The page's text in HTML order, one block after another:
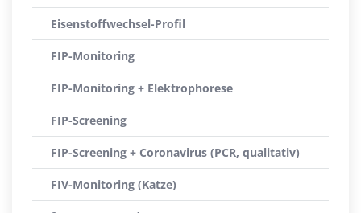
Eisenstoffwechsel-Profil
FIP-Monitoring
FIP-Monitoring + Elektrophorese
FIP-Screening
FIP-Screening + Coronavirus (PCR, qualitativ)
FIV-Monitoring (Katze)